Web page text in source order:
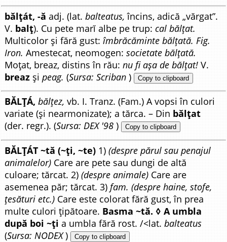
bălțát, -ă adj. (lat.balteatus, încins, adică „vărgat”.
V. balț). Cu pete marĭ albe pe trup:cal bălțat.
Multicolor și fără gust:îmbrăcăminte bălțată. Fig.
Iron. Amestecat, neomogen:societate bălțată.
Moțat, breaz, distins în rău:nu fi așa de bălțat! V.
breaz șipeag. (Sursa: Scriban ) Copy to clipboard
BĂLȚÁ, bălțez, vb. I. Tranz. (Fam.) A vopsi în culori
variate (și nearmonizate); a tărca. – Din bălțat
(der. regr.). (Sursa: DEX '98 ) Copy to clipboard
BĂLȚÁT ~tă (~ți, ~te) 1)(despre părul sau penajul
animalelor) Care are pete sau dungi de altă
culoare; tărcat. 2)(despre animale) Care are
asemenea păr; tărcat. 3)fam. (despre haine, stofe,
țesături etc.) Care este colorat fără gust, în prea
multe culori țipătoare. Basma ~tă. ◊ A umbla
după boi ~ția umbla fără rost. /<lat.balteatus
(Sursa: NODEX) Copy to clipboard